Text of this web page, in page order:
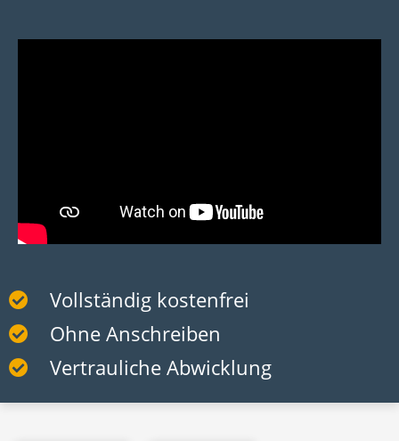
Vollständig kostenfrei
Ohne Anschreiben
Vertrauliche Abwicklung